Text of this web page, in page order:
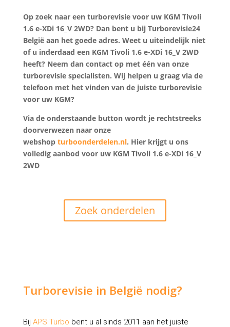
Op zoek naar een turborevisie voor uw KGM Tivoli
1.6 e-XDi 16_V 2WD? Dan bent u bij Turborevisie24
België aan het goede adres. Weet u uiteindelijk niet
of u inderdaad een KGM Tivoli 1.6 e-XDi 16_V 2WD
heeft? Neem dan contact op met één van onze
turborevisie specialisten. Wij helpen u graag via de
telefoon met het vinden van de juiste turborevisie
voor uw KGM?
Via de onderstaande button wordt je rechtstreeks
doorverwezen naar onze
webshop turboonderdelen.nl. Hier krijgt u ons
volledig aanbod voor uw KGM Tivoli 1.6 e-XDi 16_V
2WD
Zoek onderdelen
Turborevisie in België nodig?
Bij APS Turbo bent u al sinds 2011 aan het juiste